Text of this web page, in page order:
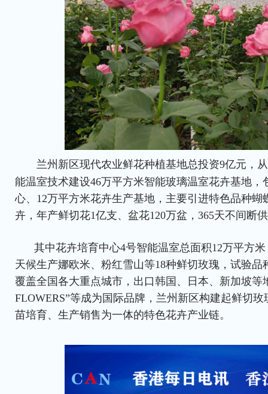
兰州新区现代农业鲜花种植基地总投资9亿元，
能温室技术建设46万平方米智能玻璃温室花卉基地，
心、12万平方米花卉生产基地，主要引进特色品种蝴
卉，年产鲜切花1亿支、盆花120万盆，365天不间断
其中花卉培育中心4号智能温室总面积12万平方
天候生产娜欧米、粉红雪山等18种鲜切玫瑰，试验品
覆盖全国各大重点城市，出口韩国、日本、新加坡等
FLOWERS”等成为国际品牌，兰州新区构建起鲜切
苗培育、生产销售为一体的特色花卉产业链。